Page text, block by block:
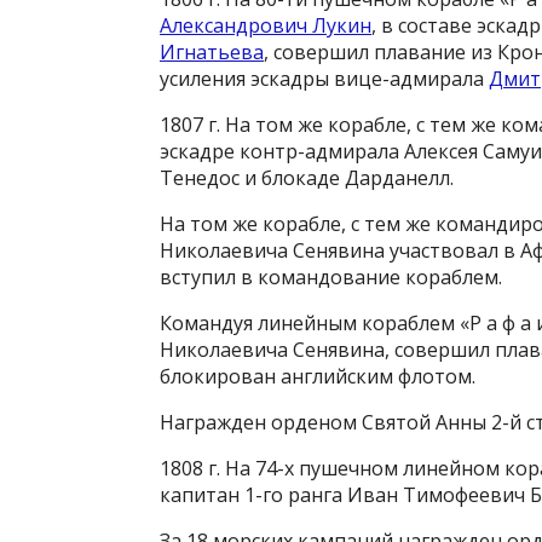
Александрович Лукин, в составе
Игнатьева, совершил плавание из
усиления эскадры вице-адмирала
1807 г. На том же корабле, с тем же
эскадре контр-адмирала Алексея
Тенедос и блокаде Дарданелл.
На том же корабле, с тем же
Николаевича Сенявина участвовал в
вступил в командование кораблем.
Командуя линейным кораблем «Р а ф а
Николаевича Сенявина, совершил
блокирован английским флотом.
Награжден орденом Святой Анны 2-й
1808 г. Нa 74-х пушечном линейном
капитан 1-го ранга Иван Тимофеевич